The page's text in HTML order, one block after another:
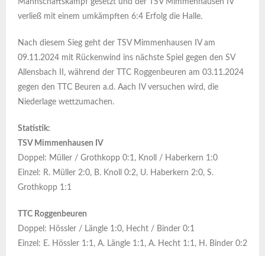
Mannschaftskampf gesetzt und der TSV Mimmenhausen IV
verließ mit einem umkämpften 6:4 Erfolg die Halle.
Nach diesem Sieg geht der TSV Mimmenhausen IV am
09.11.2024 mit Rückenwind ins nächste Spiel gegen den SV
Allensbach II, während der TTC Roggenbeuren am 03.11.2024
gegen den TTC Beuren a.d. Aach IV versuchen wird, die
Niederlage wettzumachen.
Statistik:
TSV Mimmenhausen IV
Doppel: Müller / Grothkopp 0:1, Knoll / Haberkern 1:0
Einzel: R. Müller 2:0, B. Knoll 0:2, U. Haberkern 2:0, S.
Grothkopp 1:1
TTC Roggenbeuren
Doppel: Hössler / Längle 1:0, Hecht / Binder 0:1
Einzel: E. Hössler 1:1, A. Längle 1:1, A. Hecht 1:1, H. Binder 0:2